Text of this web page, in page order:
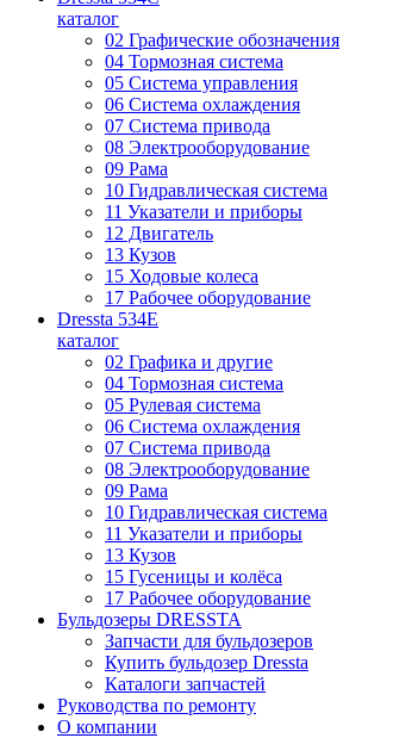
каталог
02 Графические обозначения
04 Тормозная система
05 Система управления
06 Система охлаждения
07 Система привода
08 Электрооборудование
09 Рама
10 Гидравлическая система
11 Указатели и приборы
12 Двигатель
13 Кузов
15 Ходовые колеса
17 Рабочее оборудование
Dressta 534E
каталог
02 Графика и другие
04 Тормозная система
05 Рулевая система
06 Система охлаждения
07 Система привода
08 Электрооборудование
09 Рама
10 Гидравлическая система
11 Указатели и приборы
13 Кузов
15 Гусеницы и колёса
17 Рабочее оборудование
Бульдозеры DRESSTA
Запчасти для бульдозеров
Купить бульдозер Dressta
Каталоги запчастей
Руководства по ремонту
О компании